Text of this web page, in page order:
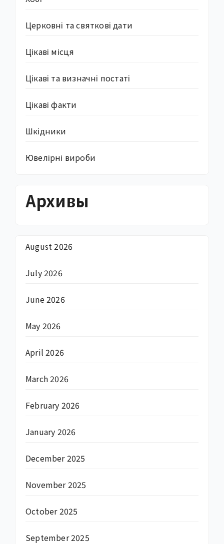
Церковні та святкові дати
Цікаві місця
Цікаві та визначні постаті
Цікаві факти
Шкідники
Ювелірні вироби
Архивы
August 2026
July 2026
June 2026
May 2026
April 2026
March 2026
February 2026
January 2026
December 2025
November 2025
October 2025
September 2025